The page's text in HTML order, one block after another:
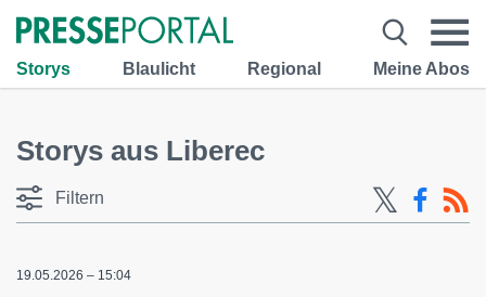
Storys Blaulicht Regional Meine Abos
Storys aus Liberec
Filtern
19.05.2026 – 15:04